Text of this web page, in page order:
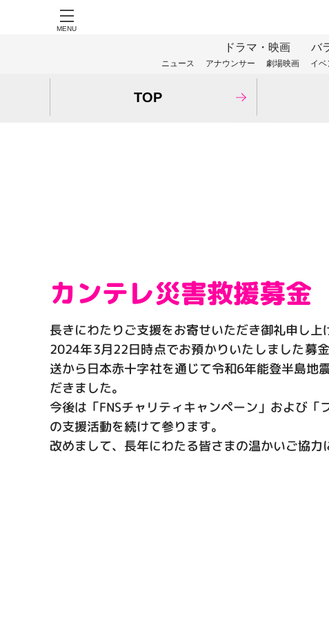
MENU
ドラマ・映画 バ
ニュース アナウンサー 劇場映画 イベ
TOP
カンテレ災害救援募金
長きにわたりご支援をお寄せいただき御礼申し上
2024年3月22日時点でお預かりいたしました募
送から日本赤十字社を通じて令和6年能登半島地
だきました。
今後は「FNSチャリティキャンペーン」および
の支援活動を続けて参ります。
改めまして、長年にわたる皆さまの温かいご協力